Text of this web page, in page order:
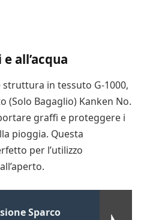
all’acqua
struttura in tessuto G-1000,
(Solo Bagaglio) Kanken No.
graffi e proteggere i
pioggia. Questa
per l’utilizzo
Sparco